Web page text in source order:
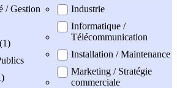
/ Gestion
Industrie
Informatique /
Télécommunication
Installation / Maintenance
Marketing / Stratégie
commerciale